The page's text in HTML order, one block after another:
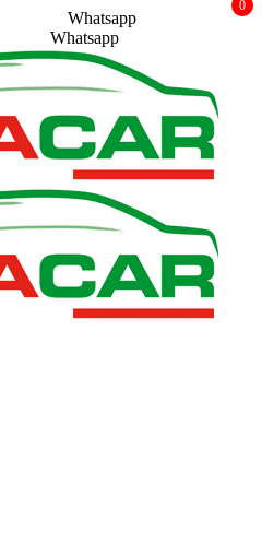
Whatsapp
Whatsapp
0